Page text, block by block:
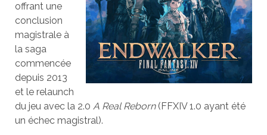
offrant une
conclusion
magistrale à
la saga
commencée
depuis 2013
et le relaunch
du jeu avec la 2.0 A Real Reborn(FFXIV 1.0 ayant été
un échec magistral).